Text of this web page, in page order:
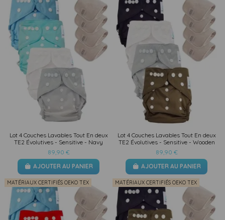
Lot 4 Couches Lavables Tout En deux
TE2 Évolutives - Sensitive - Navy
89,90 €
AJOUTER AU PANIER
Lot 4 Couches Lavables Tout En deux
TE2 Évolutives - Sensitive - Wooden
89,90 €
AJOUTER AU PANIER
MATÉRIAUX CERTIFIÉS OEKO TEX MATÉRIAUX CERTIFIÉS OEKO TEX